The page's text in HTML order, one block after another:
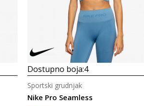
Dostupno boja:4
Nike Pro Seamless
Sportski grudnjak